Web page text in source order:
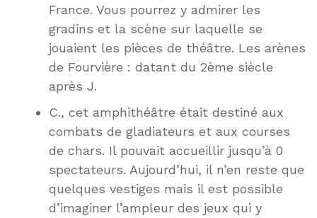
France. Vous pourrez y admirer les
gradins et la scène sur laquelle se
jouaient les pièces de théâtre. Les arènes
de Fourvière : datant du 2ème siècle
après J.
C., cet amphithéâtre était destiné aux
combats de gladiateurs et aux courses
de chars. Il pouvait accueillir jusqu’à 0
spectateurs. Aujourd’hui, il n’en reste que
quelques vestiges mais il est possible
d’imaginer l’ampleur des jeux qui y